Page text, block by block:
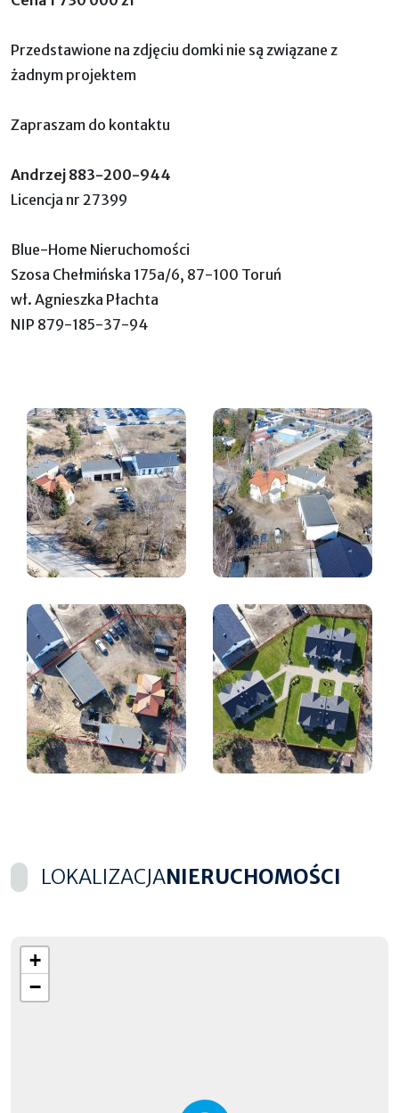
Przedstawione na zdjęciu domki nie są związane z
żadnym projektem
Zapraszam do kontaktu
Andrzej 883-200-944
Licencja nr 27399
Blue-Home Nieruchomości
Szosa Chełmińska 175a/6, 87-100 Toruń
wł. Agnieszka Płachta
NIP 879-185-37-94
LOKALIZACJANIERUCHOMOŚCI
+
−